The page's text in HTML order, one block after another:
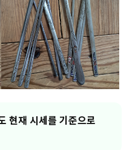
현재 시세를 기준으로